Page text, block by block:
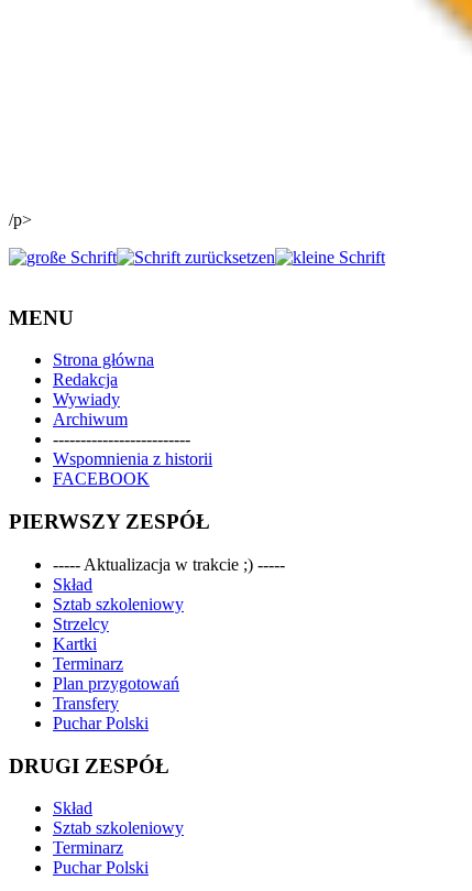
/p>
MENU
Strona główna
Redakcja
Wywiady
Archiwum
-------------------------
Wspomnienia z historii
FACEBOOK
PIERWSZY ZESPÓŁ
----- Aktualizacja w trakcie ;) -----
Skład
Sztab szkoleniowy
Strzelcy
Kartki
Terminarz
Plan przygotowań
Transfery
Puchar Polski
DRUGI ZESPÓŁ
Skład
Sztab szkoleniowy
Terminarz
Puchar Polski